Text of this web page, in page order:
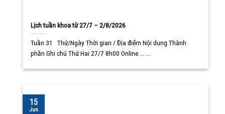
Lịch tuần khoa từ 27/7 – 2/8/2026
Tuần 31 Thứ/Ngày Thời gian / Địa điểm Nội dung Thành
phần Ghi chú Thứ Hai 27/7 8h00 Online ... ...
15
Jun